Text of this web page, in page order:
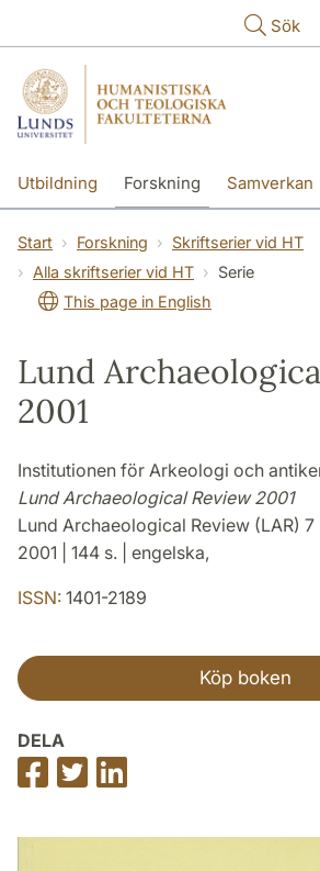
Sök
Utbildning Forskning Samverkan
Start Forskning
Skriftserier vid HT
Alla skriftserier vid HT
Serie
This page in English
Lund
2001
Institutionen för Arkeologi och
Lund Archaeological Review 2001
Lund Archaeological Review (LAR) 7
2001 | 144 s. | engelska,
ISSN: 1401-2189
Köp boken
DELA
Dela
på
Dela
på
på